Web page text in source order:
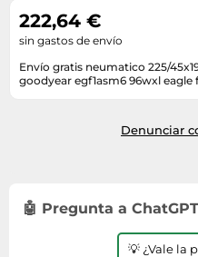
Tratamientos faciales
Sonido y alta fidelidad
TV, vídeo y DVD
Tablets
Envío gratis neumatico 225/
goodyear egf1asm6 96wxl eagle
222,64 €
sin gastos de envío
Denunciar
🤖 Pregunta a ChatGPT
💡 ¿Vale la